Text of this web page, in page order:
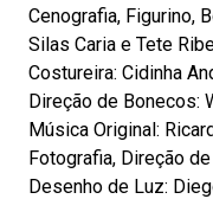
Cenografia, Figurino,
Silas Caria e Tete
Costureira: Cidinha
Direção de Bonecos:
Música Original:
Fotografia, Direção
Desenho de Luz: